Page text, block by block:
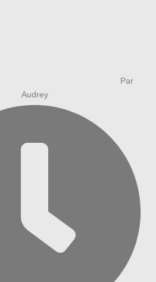
Par
Audrey